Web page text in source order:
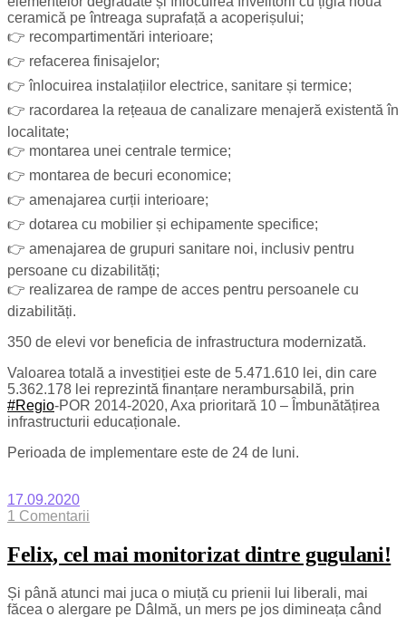
ceramică pe întreaga suprafață a acoperișului;
👉 recompartimentări interioare;
👉 refacerea finisajelor;
👉 înlocuirea instalațiilor electrice, sanitare și termice;
👉 racordarea la rețeaua de canalizare menajeră existentă în
localitate;
👉 montarea unei centrale termice;
👉 montarea de becuri economice;
👉 amenajarea curții interioare;
👉 dotarea cu mobilier și echipamente specifice;
👉 amenajarea de grupuri sanitare noi, inclusiv pentru
persoane cu dizabilități;
👉 realizarea de rampe de acces pentru persoanele cu
dizabilități.
350 de elevi vor beneficia de infrastructura modernizată.
Valoarea totală a investiției este de 5.471.610 lei, din care
5.362.178 lei reprezintă finanțare nerambursabilă, prin
#Regio-POR 2014-2020, Axa prioritară 10 – Îmbunătățirea
infrastructurii educaționale.
Perioada de implementare este de 24 de luni.
17.09.2020
1 Comentarii
Felix, cel mai monitorizat dintre gugulani!
Și până atunci mai juca o miuță cu prienii lui liberali, mai
făcea o alergare pe Dâlmă, un mers pe jos dimineața când